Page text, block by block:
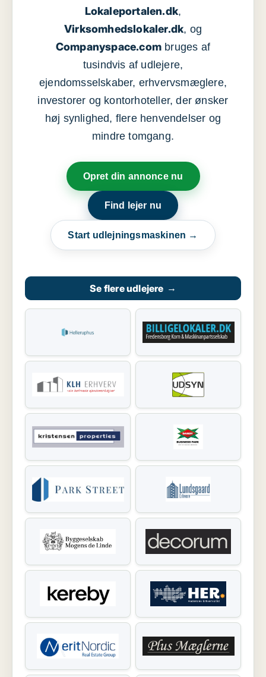
Lokaleportalen.dk,
Virksomhedslokaler.dk, og
Companyspace.com bruges af
tusindvis af udlejere,
ejendomsselskaber, erhvervsmæglere,
investorer og kontorhoteller, der ønsker
høj synlighed, flere henvendelser og
mindre tomgang.
Opret din annonce nu
Find lejer nu
Start udlejningsmaskinen →
Se flere udlejere →